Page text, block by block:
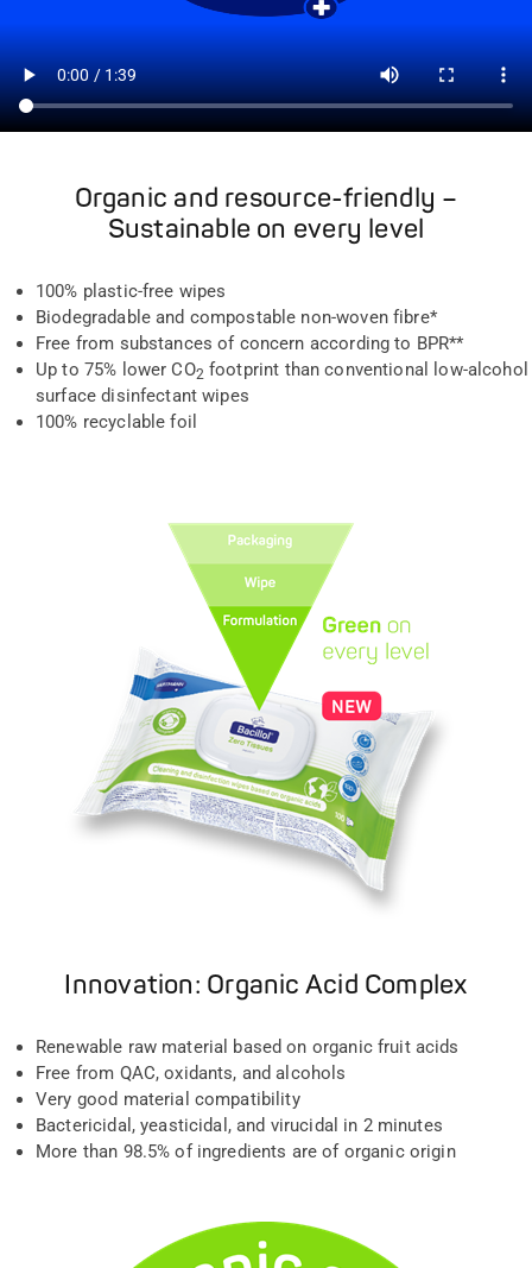
Organic and resource-friendly –
Sustainable on every level
100% plastic-free wipes
Biodegradable and compostable non-woven fibre*
Free from substances of concern according to BPR**
Up to 75% lower CO2 footprint than conventional low-alcohol
surface disinfectant wipes
100% recyclable foil
Innovation: Organic Acid Complex
Renewable raw material based on organic fruit acids
Free from QAC, oxidants, and alcohols
Very good material compatibility
Bactericidal, yeasticidal, and virucidal in 2 minutes
More than 98.5% of ingredients are of organic origin